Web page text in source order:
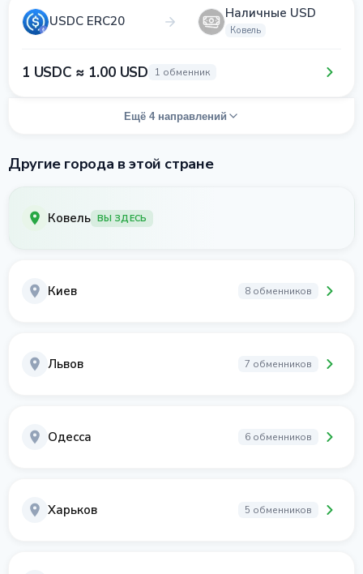
USDC ERC20 Наличные USD
Ковель
1 USDC ≈ 1.00 USD 1 обменник
Ещё 4 направлений
Другие города в этой стране
Ковель ВЫ ЗДЕСЬ
Киев 8 обменников
Львов 7 обменников
Одесса 6 обменников
Харьков 5 обменников